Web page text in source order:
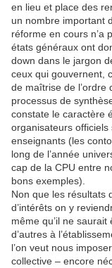
en lieu et place des
un nombre important
réforme en cours n’a
états généraux ont
down dans le jargon
ceux qui gouvernent,
de maîtrise de l’ordre
processus de
constate le caractère
organisateurs
enseignants (les
long de l’année
cap de la CPU entre
bons exemples).
Non que les résultats
d’intérêts on y
même qu’il ne
d’autres à
l’on veut nous
collective – encore